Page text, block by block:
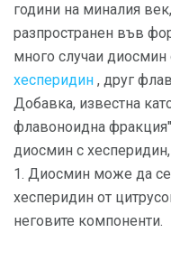
години на миналия
разпространен във
много случаи
хесперидин , друг
Добавка, известна
флавоноидна
диосмин с
1. Диосмин може да се
хесперидин от
неговите компоненти.